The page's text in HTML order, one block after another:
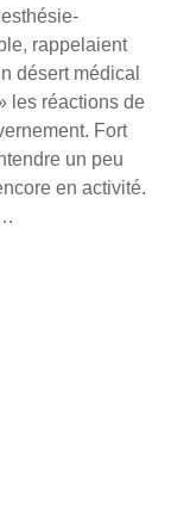
rappelaient
désert médical
les réactions de
Fort
un peu
en activité.